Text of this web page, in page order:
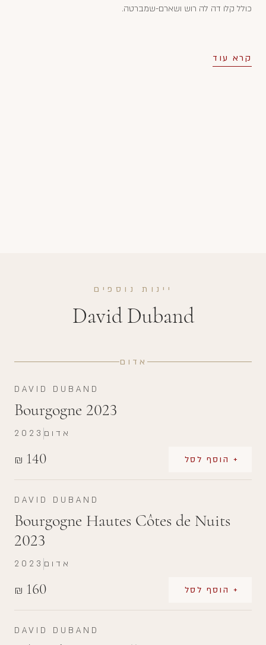
כולל קלו דה לה רוש ושארם-שמברטה.
קרא עוד
יינות נוספים
David Duband
אדום
DAVID DUBAND
Bourgogne 2023
₪ 140 + הוסף לסל
2023 אדום
DAVID DUBAND
Bourgogne Hautes Côtes de Nuits
2023
₪ 160 + הוסף לסל
2023 אדום
DAVID DUBAND